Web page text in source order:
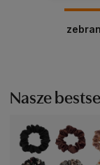
Nasze